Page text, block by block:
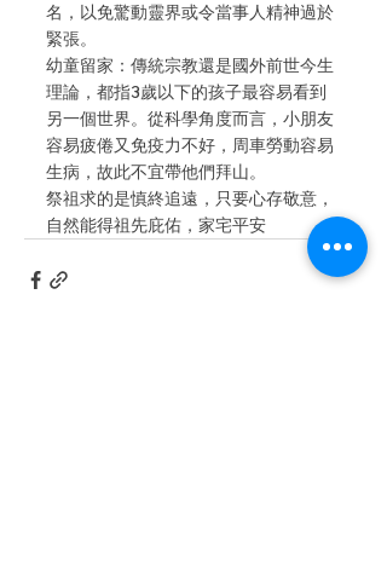
名，以免驚動靈界或令當事人精神過於
緊張。
幼童留家：傳統宗教還是國外前世今生
理論，都指3歲以下的孩子最容易看到
另一個世界。從科學角度而言，小朋友
容易疲倦又免疫力不好，周車勞動容易
生病，故此不宜帶他們拜山。
祭祖求的是慎終追遠，只要心存敬意，
自然能得祖先庇佑，家宅平安